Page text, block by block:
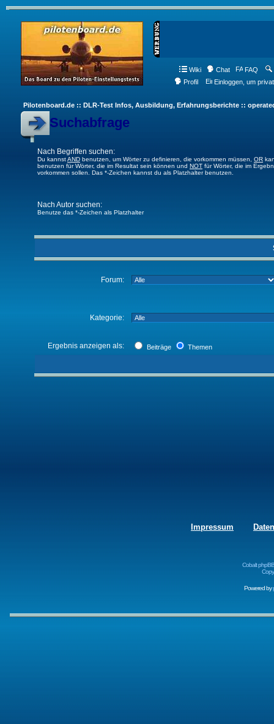
Wiki Chat FAQ
Profil
Einloggen, um
Pilotenboard.de :: DLR-Test Infos, Ausbildung, Erfahrungsberichte ::
Suchabfrage
Nach Begriffen suchen:
Du kannstAND benutzen, um Wörter zu definieren, die vorkommen müssen, OR
benutzen für Wörter, die im Resultat sein können und NOT für Wörter, die im
vorkommen sollen. Das *-Zeichen kannst du als Platzhalter benutzen.
Nach Autor suchen:
Benutze das *-Zeichen als Platzhalter
Forum:
Kategorie:
Ergebnis anzeigen als: Beiträge Themen
Impressum
Cobalt
Powered by